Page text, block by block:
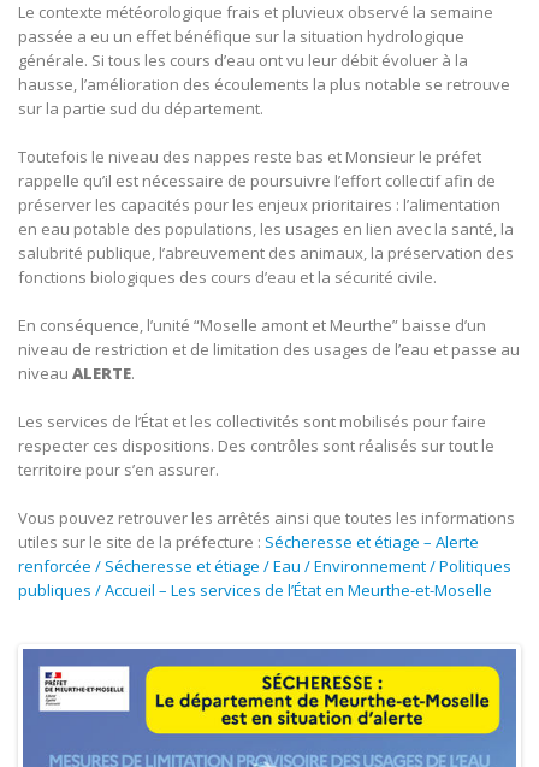
Le contexte météorologique frais et pluvieux observé la semaine
passée a eu un effet bénéfique sur la situation hydrologique
générale. Si tous les cours d’eau ont vu leur débit évoluer à la
hausse, l’amélioration des écoulements la plus notable se retrouve
sur la partie sud du département.
Toutefois le niveau des nappes reste bas et Monsieur le préfet
rappelle qu’il est nécessaire de poursuivre l’effort collectif afin de
préserver les capacités pour les enjeux prioritaires : l’alimentation
en eau potable des populations, les usages en lien avec la santé, la
salubrité publique, l’abreuvement des animaux, la préservation des
fonctions biologiques des cours d’eau et la sécurité civile.
En conséquence, l’unité “Moselle amont et Meurthe” baisse d’un
niveau de restriction et de limitation des usages de l’eau et passe au
niveau ALERTE.
Les services de l’État et les collectivités sont mobilisés pour faire
respecter ces dispositions. Des contrôles sont réalisés sur tout le
territoire pour s’en assurer.
Vous pouvez retrouver les arrêtés ainsi que toutes les informations
utiles sur le site de la préfecture : Sécheresse et étiage – Alerte
renforcée / Sécheresse et étiage / Eau / Environnement / Politiques
publiques / Accueil – Les services de l’État en Meurthe-et-Moselle